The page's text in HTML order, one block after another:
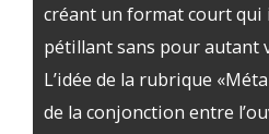
créant un format court
pétillant sans pour autant
L’idée de la rubrique
de la conjonction entre